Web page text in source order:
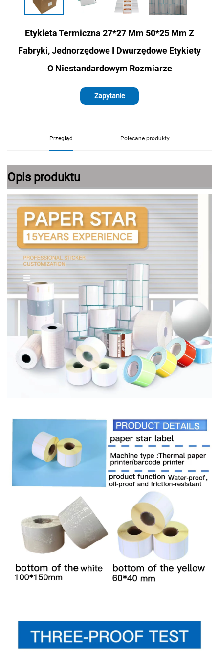
Etykieta Termiczna 27*27 Mm 50*25 Mm Z
Fabryki, Jednorzędowe I Dwurzędowe Etykiety
O Niestandardowym Rozmiarze
Zapytanie
Przegląd Polecane produkty
Opis produktu